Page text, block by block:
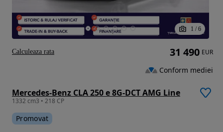
1 / 6
Mercedes-Benz CLA 250 e 8G-DCT AMG Line
1332 cm3 • 218 CP
Promovat
31 490 EUR
Conform mediei
Calculeaza rata